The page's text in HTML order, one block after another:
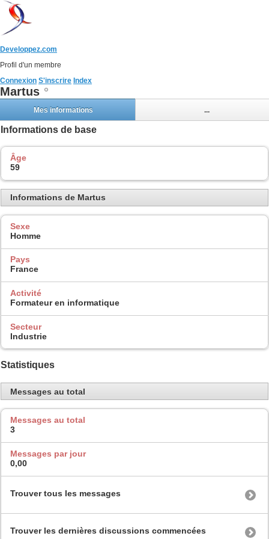
Developpez.com
Profil d'un membre
Connexion S'inscrire Index
Martus
Mes informations ...
Informations de base
Âge
59
Informations de Martus
Sexe
Homme
Pays
France
Activité
Formateur en informatique
Secteur
Industrie
Statistiques
Messages au total
Messages au total
3
Messages par jour
0,00
Trouver tous les messages
Trouver les dernières discussions commencées